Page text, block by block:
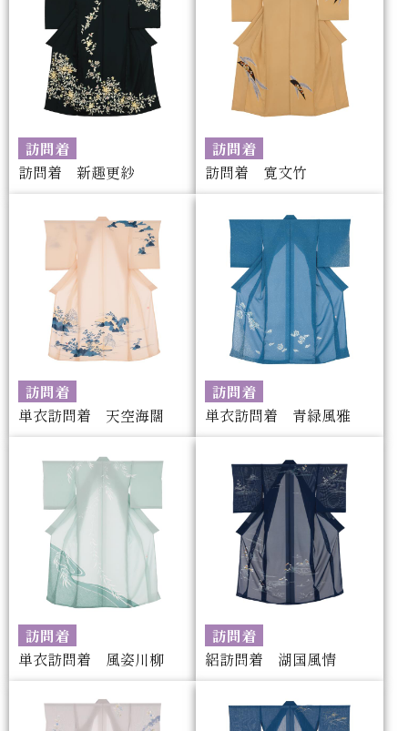
訪問着
訪問着 新趣更紗
訪問着
訪問着 寛文竹
訪問着
単衣訪問着 天空海闊
訪問着
単衣訪問着 青緑風雅
訪問着
単衣訪問着 風姿川柳
訪問着
絽訪問着 湖国風情